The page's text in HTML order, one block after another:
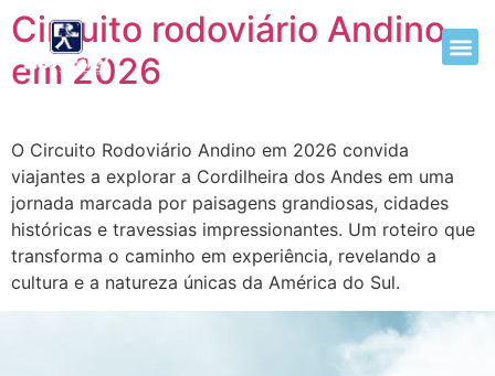
Circuito rodoviário Andino
em 2026
O Circuito Rodoviário Andino em 2026 convida
viajantes a explorar a Cordilheira dos Andes em uma
jornada marcada por paisagens grandiosas, cidades
históricas e travessias impressionantes. Um roteiro que
transforma o caminho em experiência, revelando a
cultura e a natureza únicas da América do Sul.